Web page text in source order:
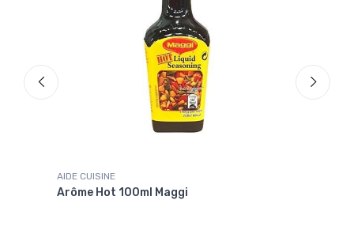
AIDE CUISINE
Arôme Hot 100ml Maggi